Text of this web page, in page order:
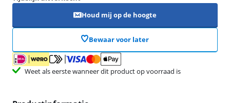
Houd mij op de hoogte
Bewaar voor later
Weet als eerste wanneer dit product op voorraad is